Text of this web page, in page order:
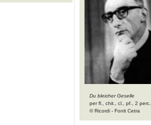
Du bleicher Geselle
per fl., chit., cl., pf., 2
© Ricordi - Fonit Cetra